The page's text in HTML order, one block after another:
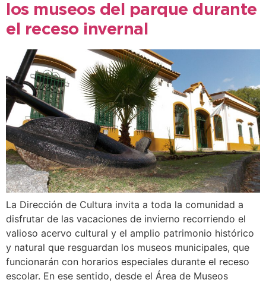
los museos del parque durante
el receso invernal
La Dirección de Cultura invita a toda la comunidad a
disfrutar de las vacaciones de invierno recorriendo el
valioso acervo cultural y el amplio patrimonio histórico
y natural que resguardan los museos municipales, que
funcionarán con horarios especiales durante el receso
escolar. En ese sentido, desde el Área de Museos